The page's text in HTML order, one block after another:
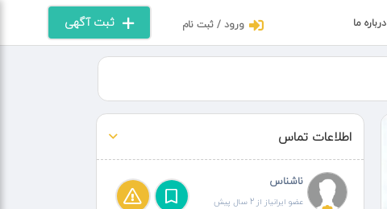
ثبت آگهی ورود / ثبت نام درباره ما
اطلاعات تماس
ناشناس
عضو ایرانیاز از 2 سال پیش